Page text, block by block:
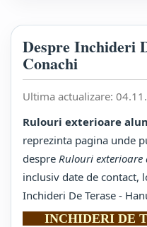
Despre Inchideri
Conachi
Ultima actualizare:
Rulouri exterioare
reprezinta pagina unde
despre Rulouri
inclusiv date de contact,
Inchideri De Terase -
INCHIDERI DE